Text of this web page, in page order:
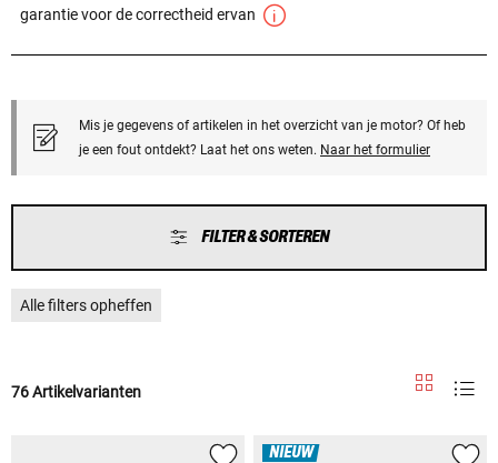
garantie voor de correctheid ervan
Mis je gegevens of artikelen in het overzicht van je motor? Of heb
je een fout ontdekt? Laat het ons weten. Naar het formulier
FILTER & SORTEREN
Alle filters opheffen
76 Artikelvarianten
NIEUW